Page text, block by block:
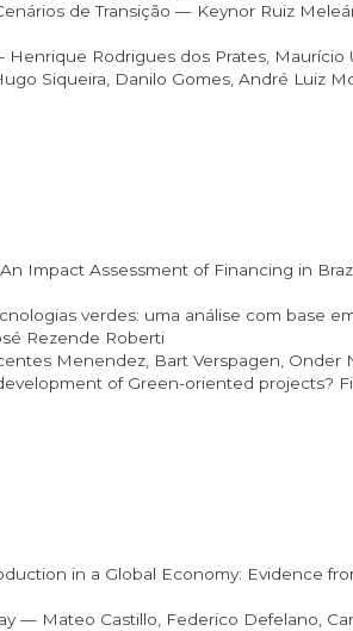
de Transição — Keynor Ruiz
Rodrigues dos Prates, Maurício
Siqueira, Danilo Gomes, André Luiz
Impact Assessment of Financing in
verdes: uma análise com base
Rezende Roberti
Menendez, Bart Verspagen, Onder
of Green-oriented projects?
in a Global Economy: Evidence
— Mateo Castillo, Federico Defelano,